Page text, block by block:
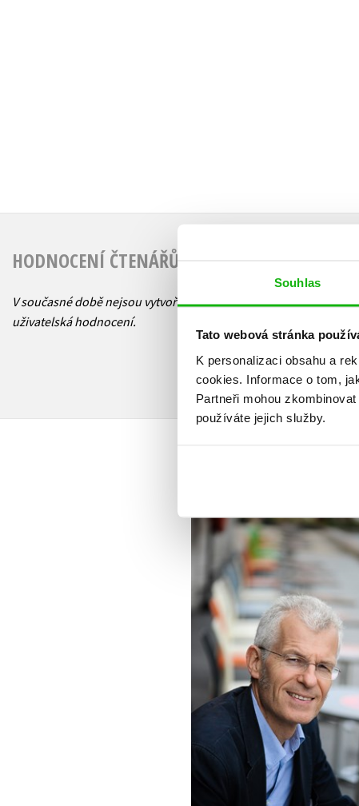
Souhlas
Tato webová stránka
K personalizaci obsahu a
cookies. Informace o tom,
Partneři mohou
používáte jejich služby.
HODNOCENÍ ČTENÁŘŮ
V současné době nejsou vytvořena žádná
uživatelská hodnocení.